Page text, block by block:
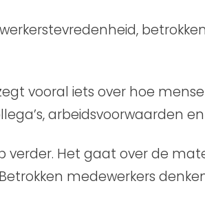
vooral iets over hoe
arbeidsvoorwaarden
verder. Het gaat over de
medewerkers